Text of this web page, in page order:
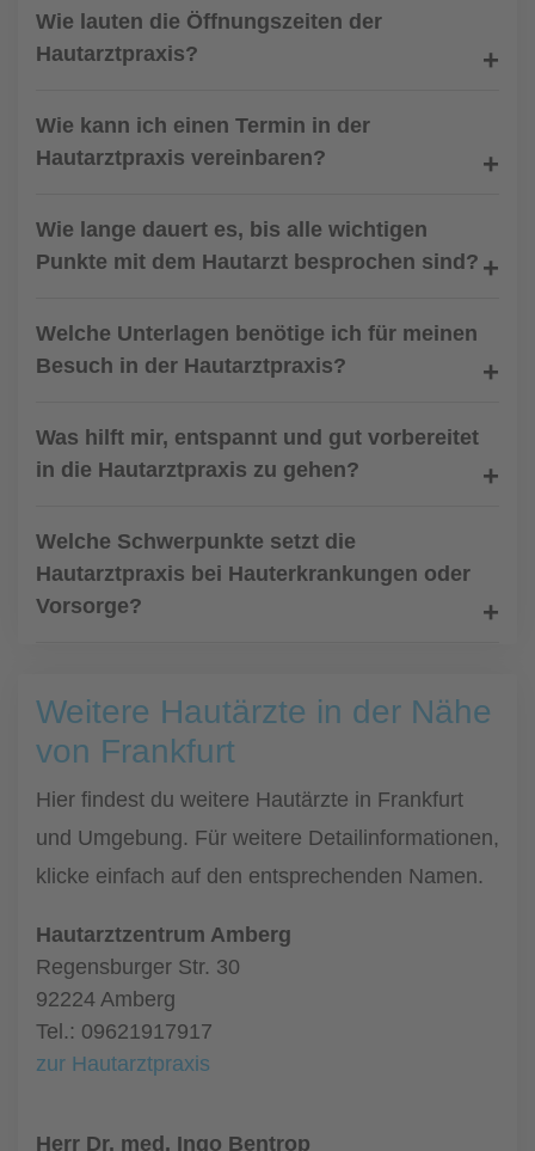
Wie lauten die Öffnungszeiten der
Hautarztpraxis?
Wie kann ich einen Termin in der
Hautarztpraxis vereinbaren?
Wie lange dauert es, bis alle wichtigen
Punkte mit dem Hautarzt besprochen sind?
Welche Unterlagen benötige ich für meinen
Besuch in der Hautarztpraxis?
Was hilft mir, entspannt und gut vorbereitet
in die Hautarztpraxis zu gehen?
Welche Schwerpunkte setzt die
Hautarztpraxis bei Hauterkrankungen oder
Vorsorge?
Weitere Hautärzte in der Nähe
von Frankfurt
Hier findest du weitere Hautärzte in Frankfurt
und Umgebung. Für weitere Detailinformationen,
klicke einfach auf den entsprechenden Namen.
Hautarztzentrum Amberg
Regensburger Str. 30
92224 Amberg
Tel.: 09621917917
zur Hautarztpraxis
Herr Dr. med. Ingo Bentrop